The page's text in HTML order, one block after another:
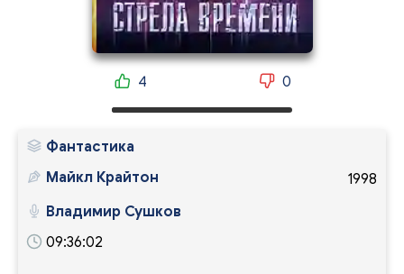
4 0
Фантастика
1998
Майкл Крайтон
Владимир Сушков
09:36:02